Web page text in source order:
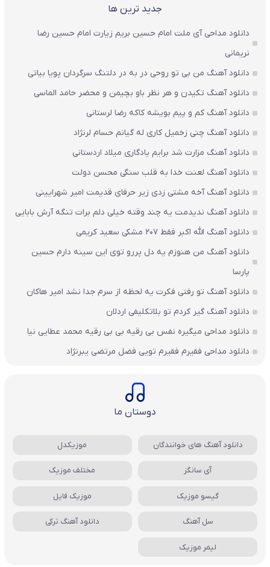
جدید ترین ها
دانلود مداحی آی ملت امام حسین بریم زیارت امام حسین رضا
نریمانی
دانلود آهنگ من بی تو روحی در به در دلتنگ سرگردان پویا بیاتی
دانلود آهنگ تکیدن و هر نظر باو بچیمن و محضر حامد الماسی
دانلود آهنگ کم و پیم بویشه کاکه رضا لرستانی
دانلود آهنگ چنی زخمیل کاری له گیانم حسام لرنژاد
دانلود آهنگ مزارت شد برایم یادگاری میلاد اردستانی
دانلود آهنگ لعنت خدا به قلب سنگی محسن دولت
دانلود آهنگ آخه مشتی زدی زیر حرفای قدیمت امیر شهرایینی
دانلود آهنگ ندیدمت یه چند وقته خیلی دلم برات تنگه آرش بابایی
دانلود آهنگ الله اکبر فقط 207 مشکی سعید کریمی
دانلود آهنگ من هنوزم یه دل پررو توی این سینه دارم حسین
پارسا
دانلود آهنگ تو رفتی فکرت یه لحظه از سرم جدا نشد امیر هاکان
دانلود آهنگ گیر کردم تو بلاتکلیفی اردلان
دانلود مداحی میگیره نفس بی رقیه بی بی رقیه محمد عطایی نیا
دانلود مداحی فقیرم فقیرم تویی فضل مرتضی یبرنژاد
دوستان ما
دانلود آهنگ های خوانندگان موزیکدل
آی سانگز مختلف موزیک
گیسو موزیک موزیک فایل
سل آهنگ دانلود آهنگ ترکی
لیمر موزیک